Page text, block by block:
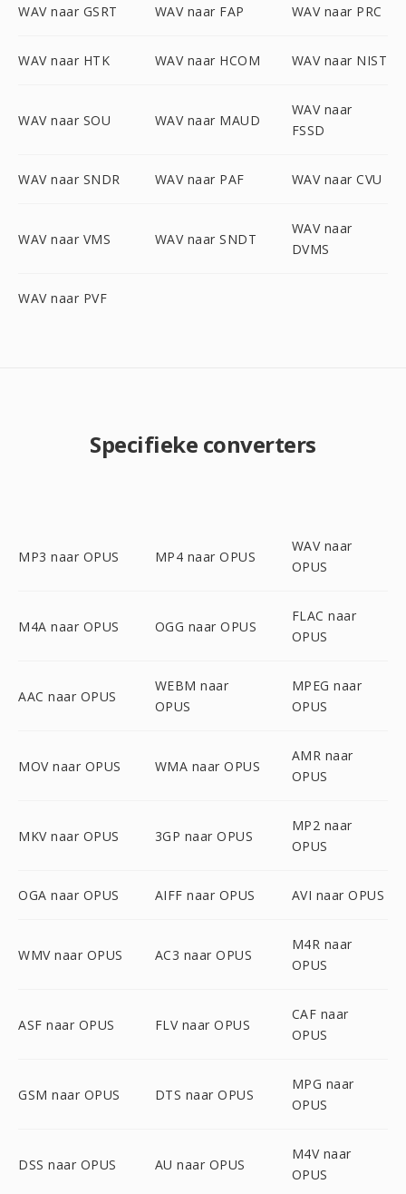
WAV naar GSRT WAV naar FAP WAV naar PRC
WAV naar HTK WAV naar HCOM WAV naar NIST
WAV naar SOU WAV naar MAUD
WAV naar
FSSD
WAV naar SNDR WAV naar PAF WAV naar CVU
WAV naar VMS WAV naar SNDT
WAV naar
DVMS
WAV naar PVF
Specifieke converters
MP3 naar OPUS MP4 naar OPUS
WAV naar
OPUS
M4A naar OPUS OGG naar OPUS
FLAC naar
OPUS
AAC naar OPUS
WEBM naar
OPUS
MPEG naar
OPUS
MOV naar OPUS WMA naar OPUS
AMR naar
OPUS
MKV naar OPUS 3GP naar OPUS
MP2 naar
OPUS
OGA naar OPUS AIFF naar OPUS AVI naar OPUS
WMV naar OPUS AC3 naar OPUS
M4R naar
OPUS
ASF naar OPUS FLV naar OPUS
CAF naar
OPUS
GSM naar OPUS DTS naar OPUS
MPG naar
OPUS
DSS naar OPUS AU naar OPUS
M4V naar
OPUS